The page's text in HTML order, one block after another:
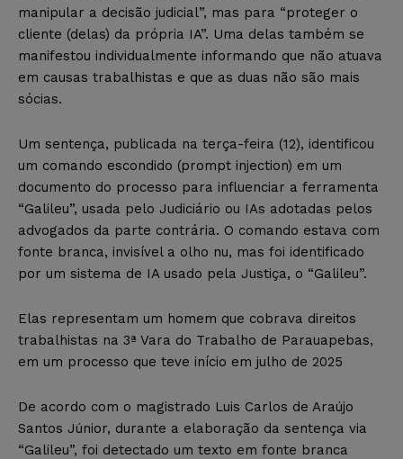
manipular a decisão judicial”, mas para “proteger o
cliente (delas) da própria IA”. Uma delas também se
manifestou individualmente informando que não atuava
em causas trabalhistas e que as duas não são mais
sócias.
Um sentença, publicada na terça-feira (12), identificou
um comando escondido (prompt injection) em um
documento do processo para influenciar a ferramenta
“Galileu”, usada pelo Judiciário ou IAs adotadas pelos
advogados da parte contrária. O comando estava com
fonte branca, invisível a olho nu, mas foi identificado
por um sistema de IA usado pela Justiça, o “Galileu”.
Elas representam um homem que cobrava direitos
trabalhistas na 3ª Vara do Trabalho de Parauapebas,
em um processo que teve início em julho de 2025
De acordo com o magistrado Luis Carlos de Araújo
Santos Júnior, durante a elaboração da sentença via
“Galileu”, foi detectado um texto em fonte branca